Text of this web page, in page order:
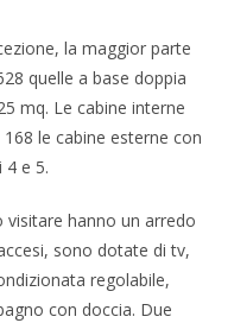
la maggior parte
quelle a base doppia
mq. Le cabine interne
le cabine esterne con
e 5.
hanno un arredo
sono dotate di tv,
regolabile,
con doccia. Due